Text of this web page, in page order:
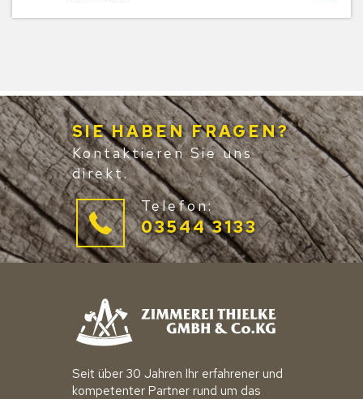
SIE HABEN FRAGEN?
Kontaktieren Sie uns
direkt.
Telefon:
03544 3133
Seit über 30 Jahren Ihr erfahrener und
kompetenter Partner rund um das